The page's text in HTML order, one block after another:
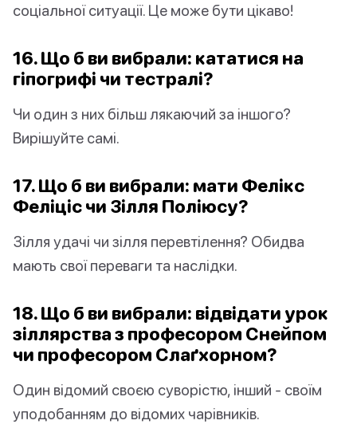
соціальної ситуації. Це може бути цікаво!
16. Що б ви вибрали: кататися на
гіпогрифі чи тестралі?
Чи один з них більш лякаючий за іншого?
Вирішуйте самі.
17. Що б ви вибрали: мати Фелікс
Феліціс чи Зілля Поліюсу?
Зілля удачі чи зілля перевтілення? Обидва
мають свої переваги та наслідки.
18. Що б ви вибрали: відвідати урок
зіллярства з професором Снейпом
чи професором Слаґхорном?
Один відомий своєю суворістю, інший - своїм
уподобанням до відомих чарівників.